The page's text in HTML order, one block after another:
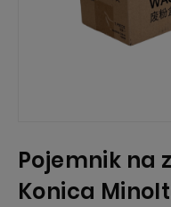
Pojemnik na
Konica